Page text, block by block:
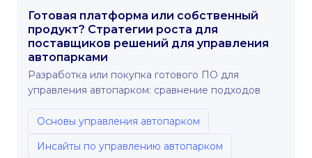
Готовая платформа или собственный
продукт? Стратегии роста для
поставщиков решений для управления
автопарками
Разработка или покупка готового ПО для
управления автопарком: сравнение подходов
Основы управления автопарком
Инсайты по управлению автопарком